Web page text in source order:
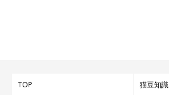
TOP 猫豆知識